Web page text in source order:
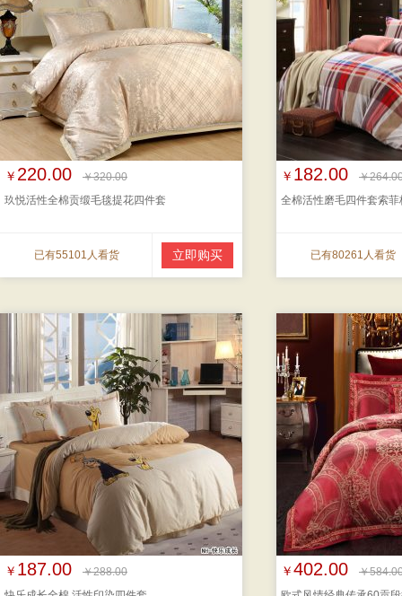
￥ 220.00
￥320.00
玖悦活性全棉贡缎毛毯提花四件套
已有55101人看货 立即购买
￥ 182.00
￥
全棉活性磨毛四件套索菲
已有80261人看货
￥ 187.00
￥288.00
￥402.00
￥